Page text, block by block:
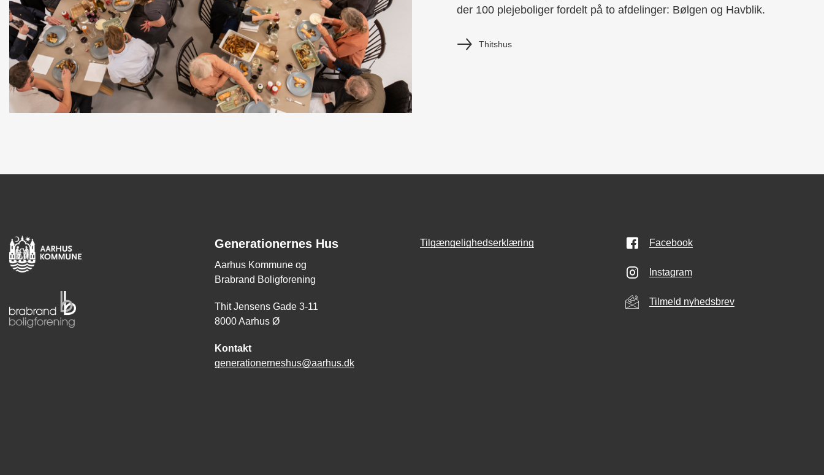
der 100 plejeboliger fordelt på to afdelinger: Bølgen og Havblik.
Thitshus
Generationernes Hus
Aarhus Kommune og
Brabrand Boligforening
Thit Jensens Gade 3-11
8000 Aarhus Ø
Kontakt
generationerneshus@aarhus.dk
Tilgængelighedserklæring Facebook
Instagram
Tilmeld nyhedsbrev